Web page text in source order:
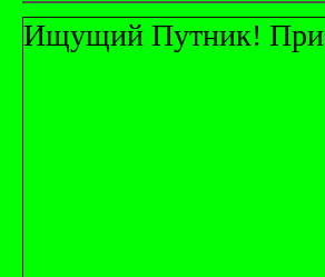
Ищущий Путник!